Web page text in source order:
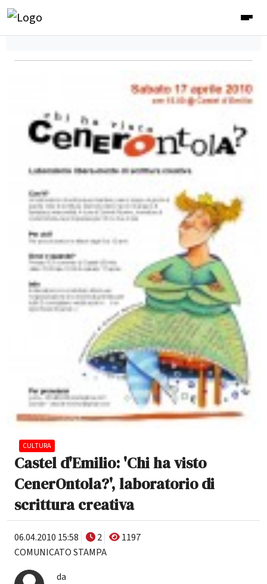
CULTURA
Castel d'Emilio: 'Chi ha visto
CenerOntola?', laboratorio di
scrittura creativa
06.04.2010 15:58 2
1197
COMUNICATO STAMPA
da